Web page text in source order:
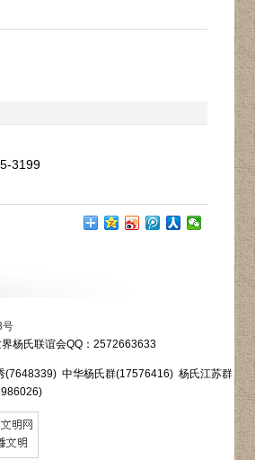
3199
号
杨氏联谊会QQ：2572663633
中华杨氏群(17576416) 杨氏江苏群